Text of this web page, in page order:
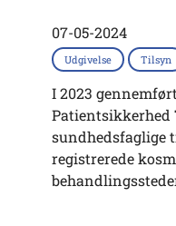
07-05-2024
Udgivelse Tilsyn
I 2023
Patientsikkerhed
sundhedsfaglige
registrerede